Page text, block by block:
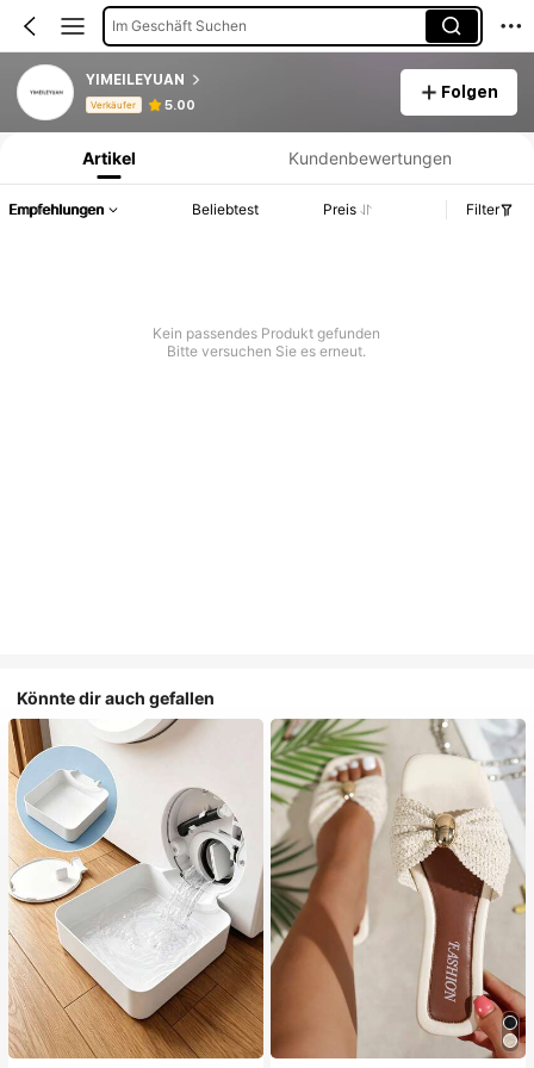
Im Geschäft Suchen
YIMEILEYUAN
Verkäufer 5.00
Folgen
Produktinformation: Preisangabe, Verkaufs- und Lagerbestandsdetails.
Artikel Kundenbewertungen
Empfehlungen Beliebtest Preis Filter
Kein passendes Produkt gefunden
Bitte versuchen Sie es erneut.
Könnte dir auch gefallen